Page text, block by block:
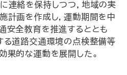
連絡を保持しつつ，地域の実
計画を作成し，運動期間を中
安全教育を推進するととも
る道路交通環境の点検整備等
果的な運動を展開した。